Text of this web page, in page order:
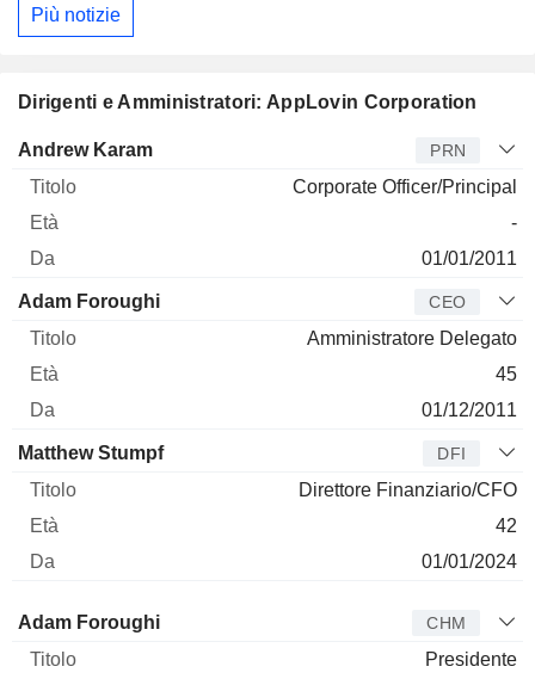
Più notizie
Dirigenti e Amministratori: AppLovin Corporation
Manager Titolo
Andrew Karam PRN
Corporate Officer/Principal
-
01/01/2011
Adam Foroughi CEO
Amministratore Delegato
45
01/12/2011
Matthew Stumpf DFI
Direttore Finanziario/CFO
42
01/01/2024
Amministratore Titolo
Adam Foroughi CHM
Presidente